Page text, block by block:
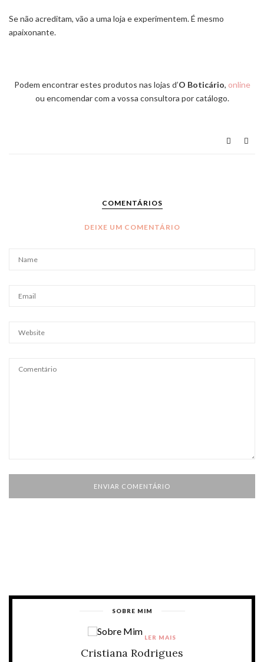
Se não acreditam, vão a uma loja e experimentem. É mesmo
apaixonante.
Podem encontrar estes produtos nas lojas d’O Boticário, online
ou encomendar com a vossa consultora por catálogo.
COMENTÁRIOS
DEIXE UM COMENTÁRIO
SOBRE MIM
Cristiana Rodrigues
LER MAIS